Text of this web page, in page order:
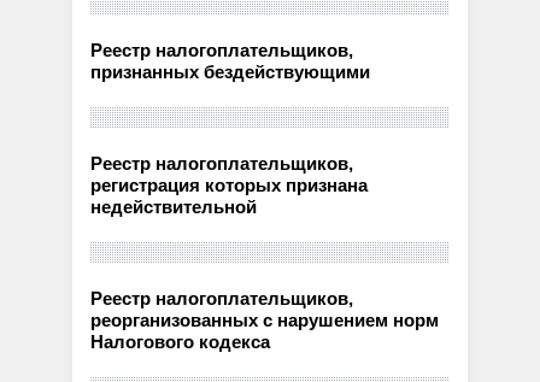
Реестр налогоплательщиков,
признанных бездействующими
Реестр налогоплательщиков,
регистрация которых признана
недействительной
Реестр налогоплательщиков,
реорганизованных с нарушением норм
Налогового кодекса